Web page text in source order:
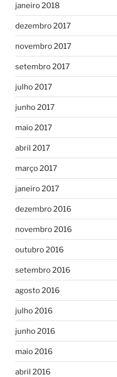
janeiro 2018
dezembro 2017
novembro 2017
setembro 2017
julho 2017
junho 2017
maio 2017
abril 2017
março 2017
janeiro 2017
dezembro 2016
novembro 2016
outubro 2016
setembro 2016
agosto 2016
julho 2016
junho 2016
maio 2016
abril 2016